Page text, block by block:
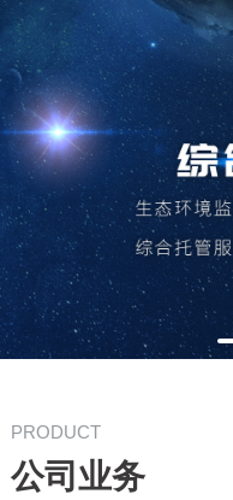
PRODUCT
公司业务